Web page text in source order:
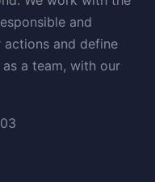
and
actions and define
a team, with our